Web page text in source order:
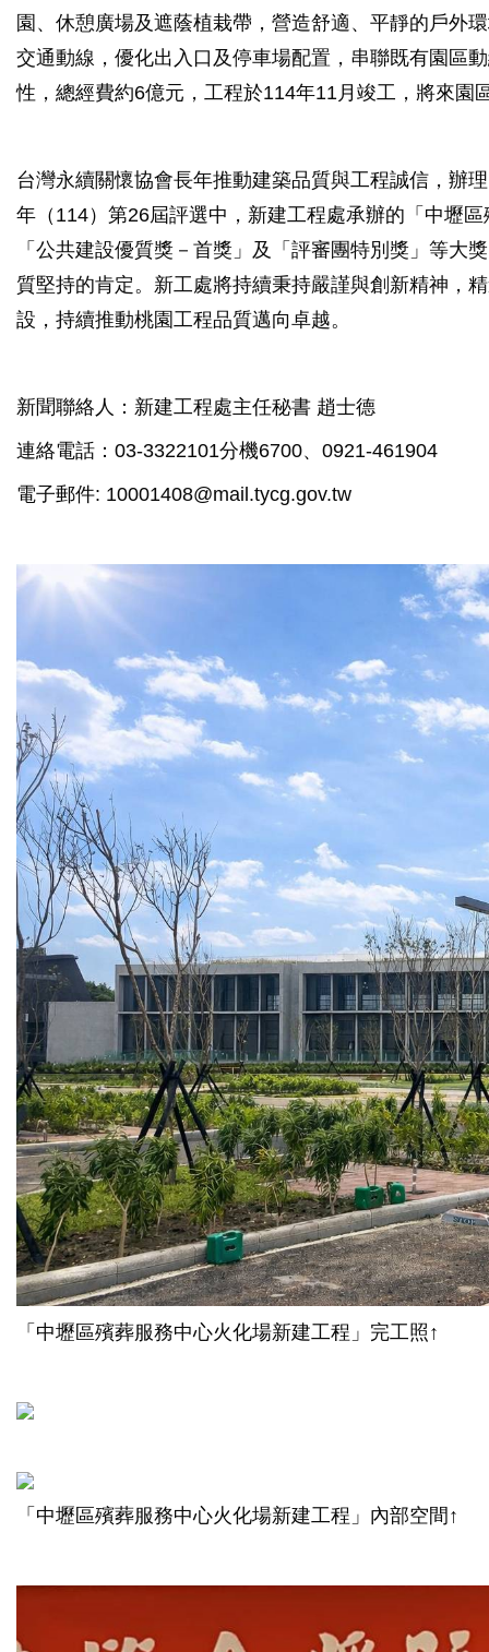
園、休憩廣場及遮蔭植栽帶，營造舒適、平靜的戶外
交通動線，優化出入口及停車場配置，串聯既有園區
性，總經費約6億元，工程於114年11月竣工，將來
台灣永續關懷協會長年推動建築品質與工程誠信，辦
年（114）第26屆評選中，新建工程處承辦的「中壢
「公共建設優質獎－首獎」及「評審團特別獎」等
質堅持的肯定。新工處將持續秉持嚴謹與創新精神，
設，持續推動桃園工程品質邁向卓越。
新聞聯絡人：新建工程處主任秘書 趙士德
連絡電話：03-3322101分機6700、0921-461904
電子郵件: 10001408@mail.tycg.gov.tw
「中壢區殯葬服務中心火化場新建工程」完工照↑
「中壢區殯葬服務中心火化場新建工程」內部空間↑